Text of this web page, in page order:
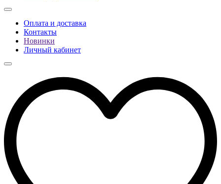
Оплата и доставка
Контакты
Новинки
Личный кабинет